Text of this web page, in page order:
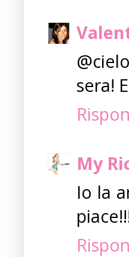
sera!
My
Io la